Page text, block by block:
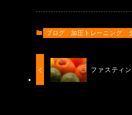
ブログ 加圧トレーニング
ファスティ